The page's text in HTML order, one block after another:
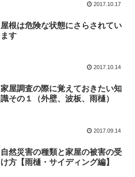
2017.10.17
屋根は危険な状態にさらされてい
ます
2017.10.14
家屋調査の際に覚えておきたい知
識その１（外壁、波板、雨樋）
2017.09.14
自然災害の種類と家屋の被害の受
け方【雨樋・サイディング編】